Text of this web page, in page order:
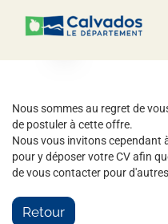
Nous sommes au regret de
de postuler à cette offre.
Nous vous invitons cependant
pour y déposer votre CV afin
de vous contacter pour
Retour